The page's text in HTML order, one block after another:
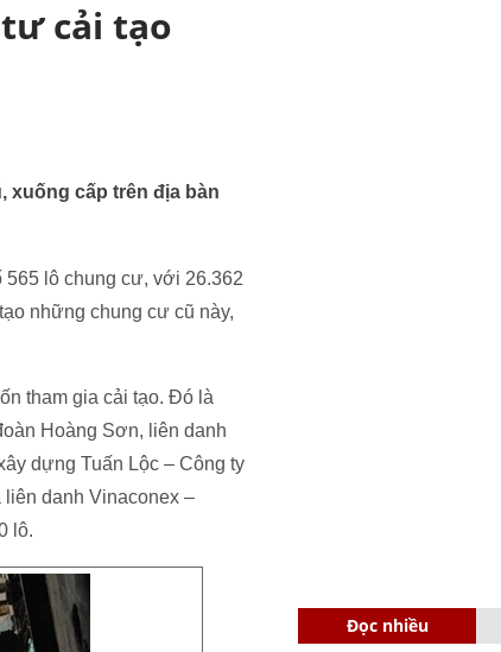
cải tạo
xuống cấp trên địa bàn
lô chung cư, với 26.362
những chung cư cũ này,
tham gia cải tạo. Đó là
Hoàng Sơn, liên danh
dựng Tuấn Lộc – Công ty
danh Vinaconex –
lô.
Đọc nhiều